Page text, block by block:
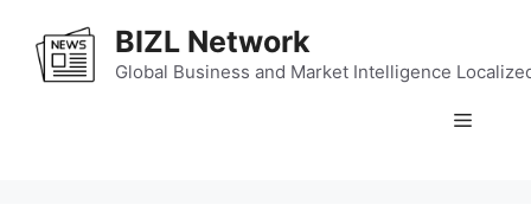
content
BIZL Network
Global Business and Market Intelligence
Menu